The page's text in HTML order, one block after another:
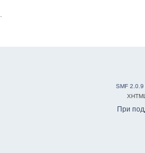
SMF 2.0.9
При